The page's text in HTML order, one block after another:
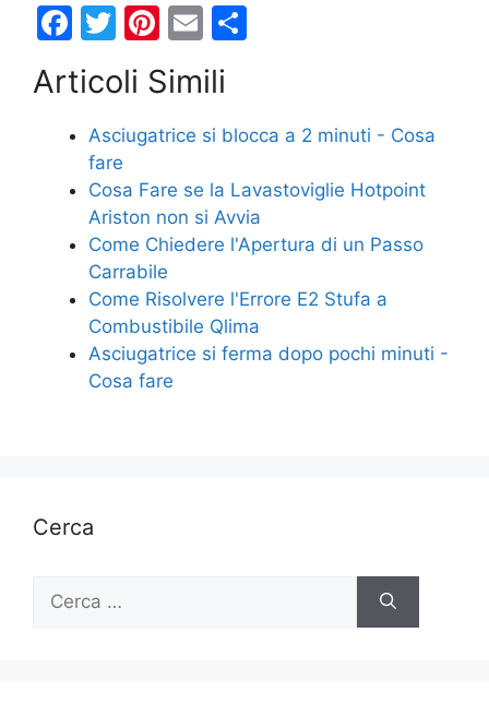
F
a
c
e
b
o
o
k
T
w
itt
er
Pi
nt
er
e
E
m
ai
l
di
di
Articoli Simili
Asciugatrice si blocca a 2 minuti​ - Cosa
fare
Cosa Fare se la Lavastoviglie Hotpoint
Ariston non si Avvia
Come Chiedere l'Apertura di un Passo
Carrabile
Come Risolvere l'Errore E2 Stufa a
Combustibile Qlima​
Asciugatrice si ferma dopo pochi minuti -
Cosa fare
Cerca
per: